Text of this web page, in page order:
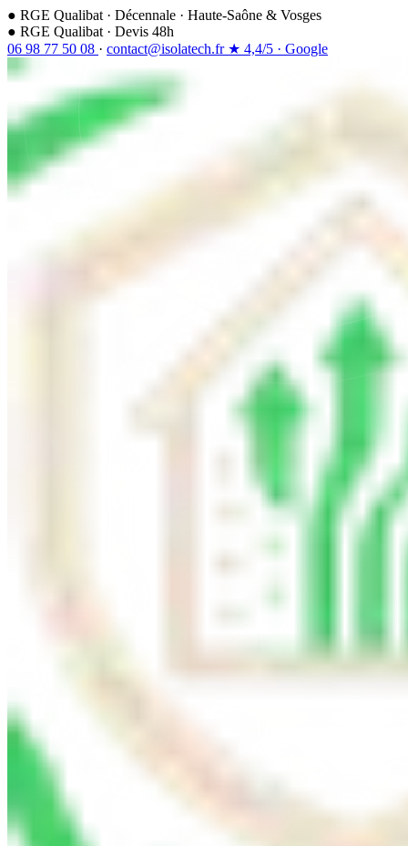
● RGE Qualibat · Décennale · Haute-Saône & Vosges
● RGE Qualibat · Devis 48h
06 98 77 50 08 · contact@isolatech.fr ★ 4,4/5 · Google